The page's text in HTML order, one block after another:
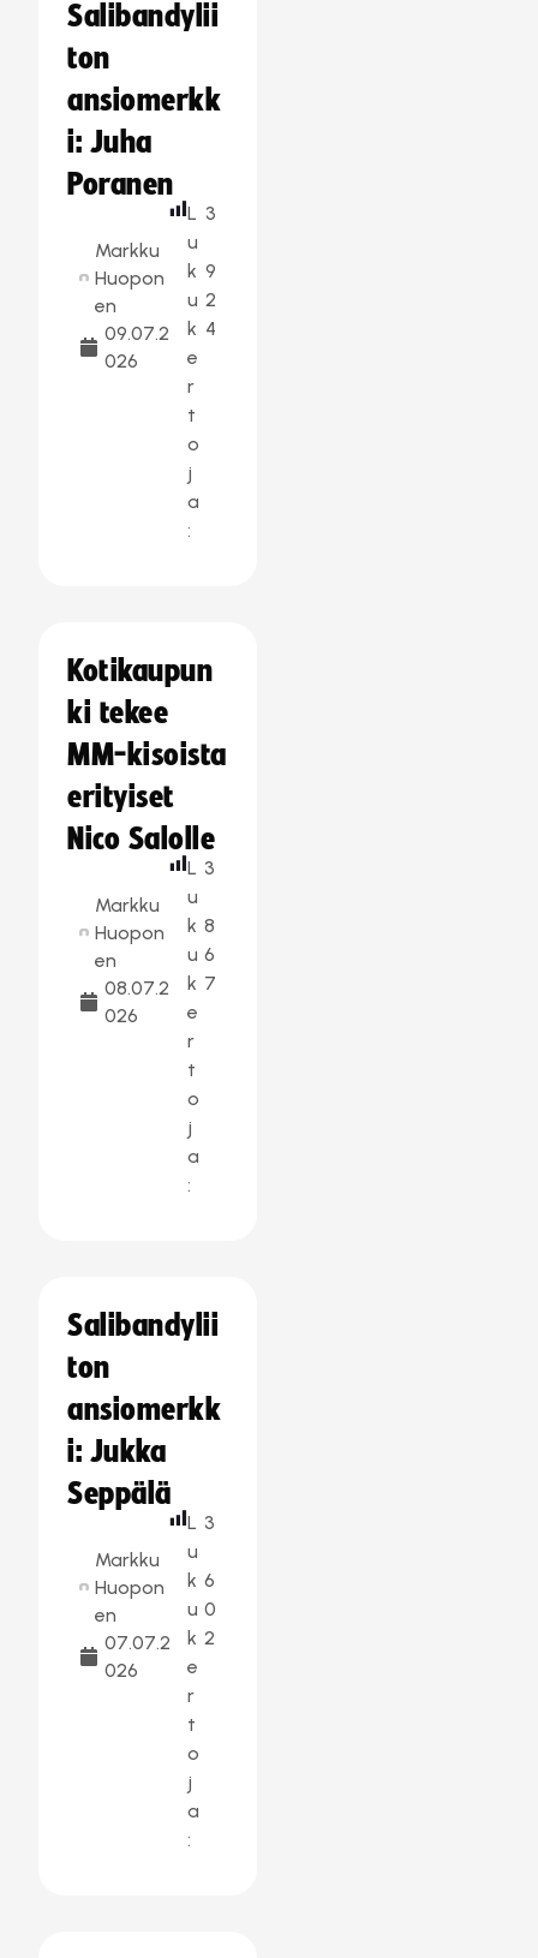
Salibandylii
ton
ansiomerkk
i: Juha
Poranen
Markku
Huopon
en
09.07.2
026
L
u
k
u
k
e
r
t
o
j
a
:
3
9
2
4
Kotikaupun
ki tekee
MM-kisoista
erityiset
Nico Salolle
Markku
Huopon
en
08.07.2
026
L
u
k
u
k
e
r
t
o
j
a
:
3
8
6
7
Salibandylii
ton
ansiomerkk
i: Jukka
Seppälä
Markku
Huopon
en
07.07.2
026
L
u
k
u
k
e
r
t
o
j
a
:
3
6
0
2